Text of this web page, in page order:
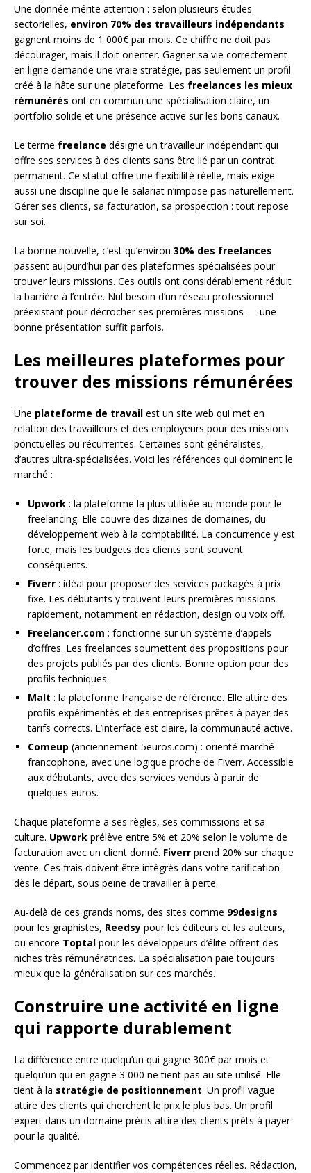
Une donnée mérite attention : selon plusieurs études
sectorielles, environ 70% des travailleurs indépendants
gagnent moins de 1 000€ par mois. Ce chiffre ne doit pas
décourager, mais il doit orienter. Gagner sa vie correctement
en ligne demande une vraie stratégie, pas seulement un profil
créé à la hâte sur une plateforme. Les freelances les mieux
rémunérés ont en commun une spécialisation claire, un
portfolio solide et une présence active sur les bons canaux.
Le terme freelance désigne un travailleur indépendant qui
offre ses services à des clients sans être lié par un contrat
permanent. Ce statut offre une flexibilité réelle, mais exige
aussi une discipline que le salariat n’impose pas naturellement.
Gérer ses clients, sa facturation, sa prospection : tout repose
sur soi.
La bonne nouvelle, c’est qu’environ 30% des freelances
passent aujourd’hui par des plateformes spécialisées pour
trouver leurs missions. Ces outils ont considérablement réduit
la barrière à l’entrée. Nul besoin d’un réseau professionnel
préexistant pour décrocher ses premières missions — une
bonne présentation suffit parfois.
Les meilleures plateformes pour
trouver des missions rémunérées
Une plateforme de travail est un site web qui met en
relation des travailleurs et des employeurs pour des missions
ponctuelles ou récurrentes. Certaines sont généralistes,
d’autres ultra-spécialisées. Voici les références qui dominent le
marché :
Upwork : la plateforme la plus utilisée au monde pour le
freelancing. Elle couvre des dizaines de domaines, du
développement web à la comptabilité. La concurrence y est
forte, mais les budgets des clients sont souvent
conséquents.
Fiverr : idéal pour proposer des services packagés à prix
fixe. Les débutants y trouvent leurs premières missions
rapidement, notamment en rédaction, design ou voix off.
Freelancer.com : fonctionne sur un système d’appels
d’offres. Les freelances soumettent des propositions pour
des projets publiés par des clients. Bonne option pour des
profils techniques.
Malt : la plateforme française de référence. Elle attire des
profils expérimentés et des entreprises prêtes à payer des
tarifs corrects. L’interface est claire, la communauté active.
Comeup (anciennement 5euros.com) : orienté marché
francophone, avec une logique proche de Fiverr. Accessible
aux débutants, avec des services vendus à partir de
quelques euros.
Chaque plateforme a ses règles, ses commissions et sa
culture. Upwork prélève entre 5% et 20% selon le volume de
facturation avec un client donné. Fiverr prend 20% sur chaque
vente. Ces frais doivent être intégrés dans votre tarification
dès le départ, sous peine de travailler à perte.
Au-delà de ces grands noms, des sites comme 99designs
pour les graphistes, Reedsy pour les éditeurs et les auteurs,
ou encore Toptal pour les développeurs d’élite offrent des
niches très rémunératrices. La spécialisation paie toujours
mieux que la généralisation sur ces marchés.
Construire une activité en ligne
qui rapporte durablement
La différence entre quelqu’un qui gagne 300€ par mois et
quelqu’un qui en gagne 3 000 ne tient pas au site utilisé. Elle
tient à la stratégie de positionnement. Un profil vague
attire des clients qui cherchent le prix le plus bas. Un profil
expert dans un domaine précis attire des clients prêts à payer
pour la qualité.
Commencez par identifier vos compétences réelles. Rédaction,